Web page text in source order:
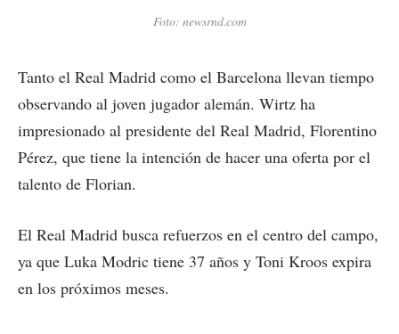
Foto: newsrnd.com
Tanto el Real Madrid como el Barcelona llevan tiempo
observando al joven jugador alemán. Wirtz ha
impresionado al presidente del Real Madrid, Florentino
Pérez, que tiene la intención de hacer una oferta por el
talento de Florian.
El Real Madrid busca refuerzos en el centro del campo,
ya que Luka Modric tiene 37 años y Toni Kroos expira
en los próximos meses.